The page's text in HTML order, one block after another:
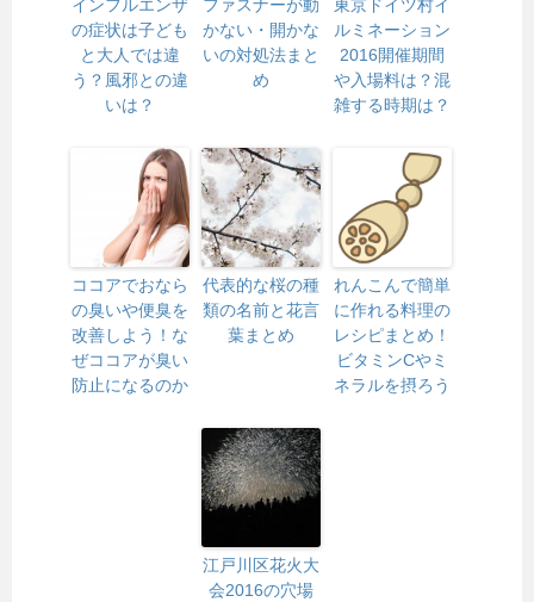
インフルエンザ
の症状は子ども
と大人では違
う？風邪との違
いは？
ファスナーが動
かない・開かな
いの対処法まと
め
東京ドイツ村イ
ルミネーション
2016開催期間
や入場料は？混
雑する時期は？
ココアでおなら
の臭いや便臭を
改善しよう！な
ぜココアが臭い
防止になるのか
代表的な桜の種
類の名前と花言
葉まとめ
れんこんで簡単
に作れる料理の
レシピまとめ！
ビタミンCやミ
ネラルを摂ろう
江戸川区花火大
会2016の穴場